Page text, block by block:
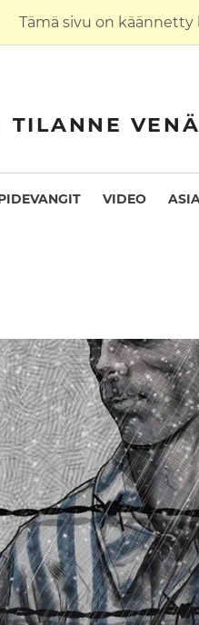
Tämä sivu on käännetty
TILANNE
VIDEO